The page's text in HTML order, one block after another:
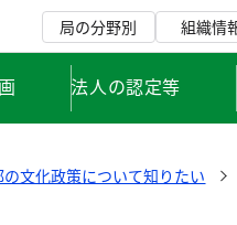
局の分野別 組織情
法人の認定等
の文化政策について知りたい